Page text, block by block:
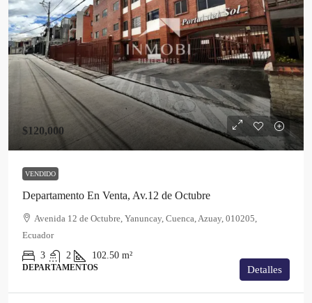
$120,000
VENDIDO
Departamento En Venta, Av.12 de Octubre
Avenida 12 de Octubre, Yanuncay, Cuenca, Azuay, 010205,
Ecuador
3
2 102.50 m²
DEPARTAMENTOS Detalles